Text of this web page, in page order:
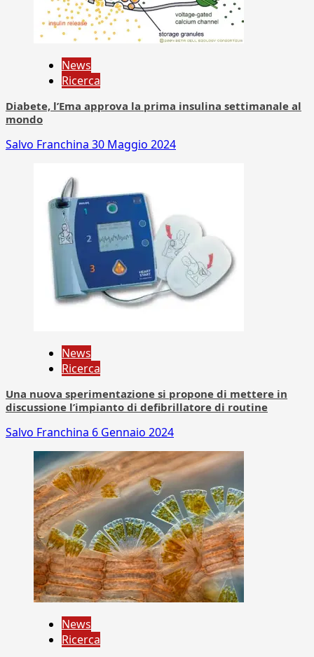
News
Ricerca
Diabete, l’Ema approva la prima insulina settimanale al
mondo
Salvo Franchina 30 Maggio 2024
News
Ricerca
Una nuova sperimentazione si propone di mettere in
discussione l’impianto di defibrillatore di routine
Salvo Franchina 6 Gennaio 2024
News
Ricerca